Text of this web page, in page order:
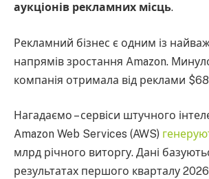
аукціонів рекламних місць.
Рекламний бізнес є одним із
напрямів зростання Amazon.
компанія отримала від реклами
Нагадаємо – сервіси штучного
Amazon Web Services (AWS)
млрд річного виторгу. Дані
результатах першого кварталу